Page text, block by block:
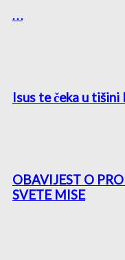
. . .
Isus te čeka u
OBAVIJEST O
SVETE MISE